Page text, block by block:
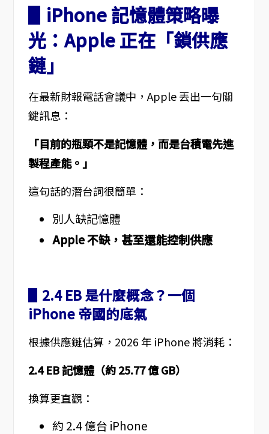
▋iPhone 記憶體策略曝
光：Apple 正在「鎖供應
鏈」
在最新財報電話會議中，Apple 丟出一句關
鍵訊息：
「目前的瓶頸不是記憶體，而是台積電先進
製程產能。」
這句話的潛台詞很簡單：
別人缺記憶體
Apple 不缺，甚至還能控制供應
▋2.4 EB 是什麼概念？一個
iPhone 帝國的底氣
根據供應鏈估算，2026 年 iPhone 將消耗：
2.4 EB 記憶體（約 25.77 億 GB）
換算更直觀：
約 2.4 億台 iPhone